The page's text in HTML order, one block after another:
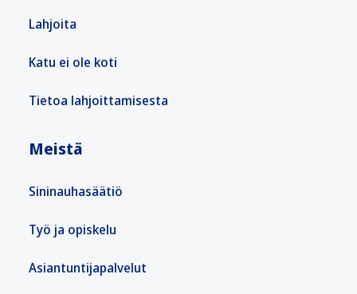
Lahjoita
Katu ei ole koti
Tietoa lahjoittamisesta
Meistä
Sininauhasäätiö
Työ ja opiskelu
Asiantuntijapalvelut